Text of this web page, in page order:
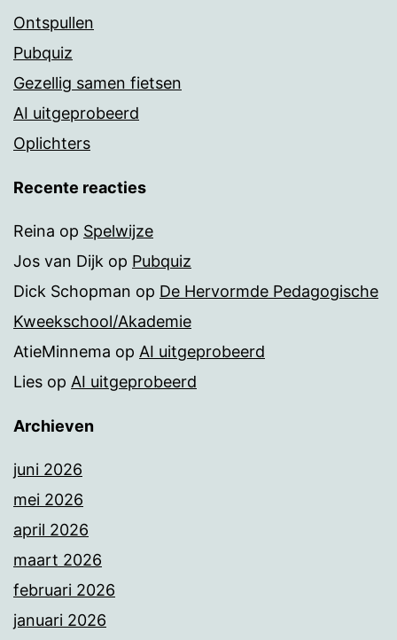
Ontspullen
Pubquiz
Gezellig samen fietsen
AI uitgeprobeerd
Oplichters
Recente reacties
Reina op Spelwijze
Jos van Dijk op Pubquiz
Dick Schopman op De Hervormde Pedagogische
Kweekschool/Akademie
AtieMinnema op AI uitgeprobeerd
Lies op AI uitgeprobeerd
Archieven
juni 2026
mei 2026
april 2026
maart 2026
februari 2026
januari 2026